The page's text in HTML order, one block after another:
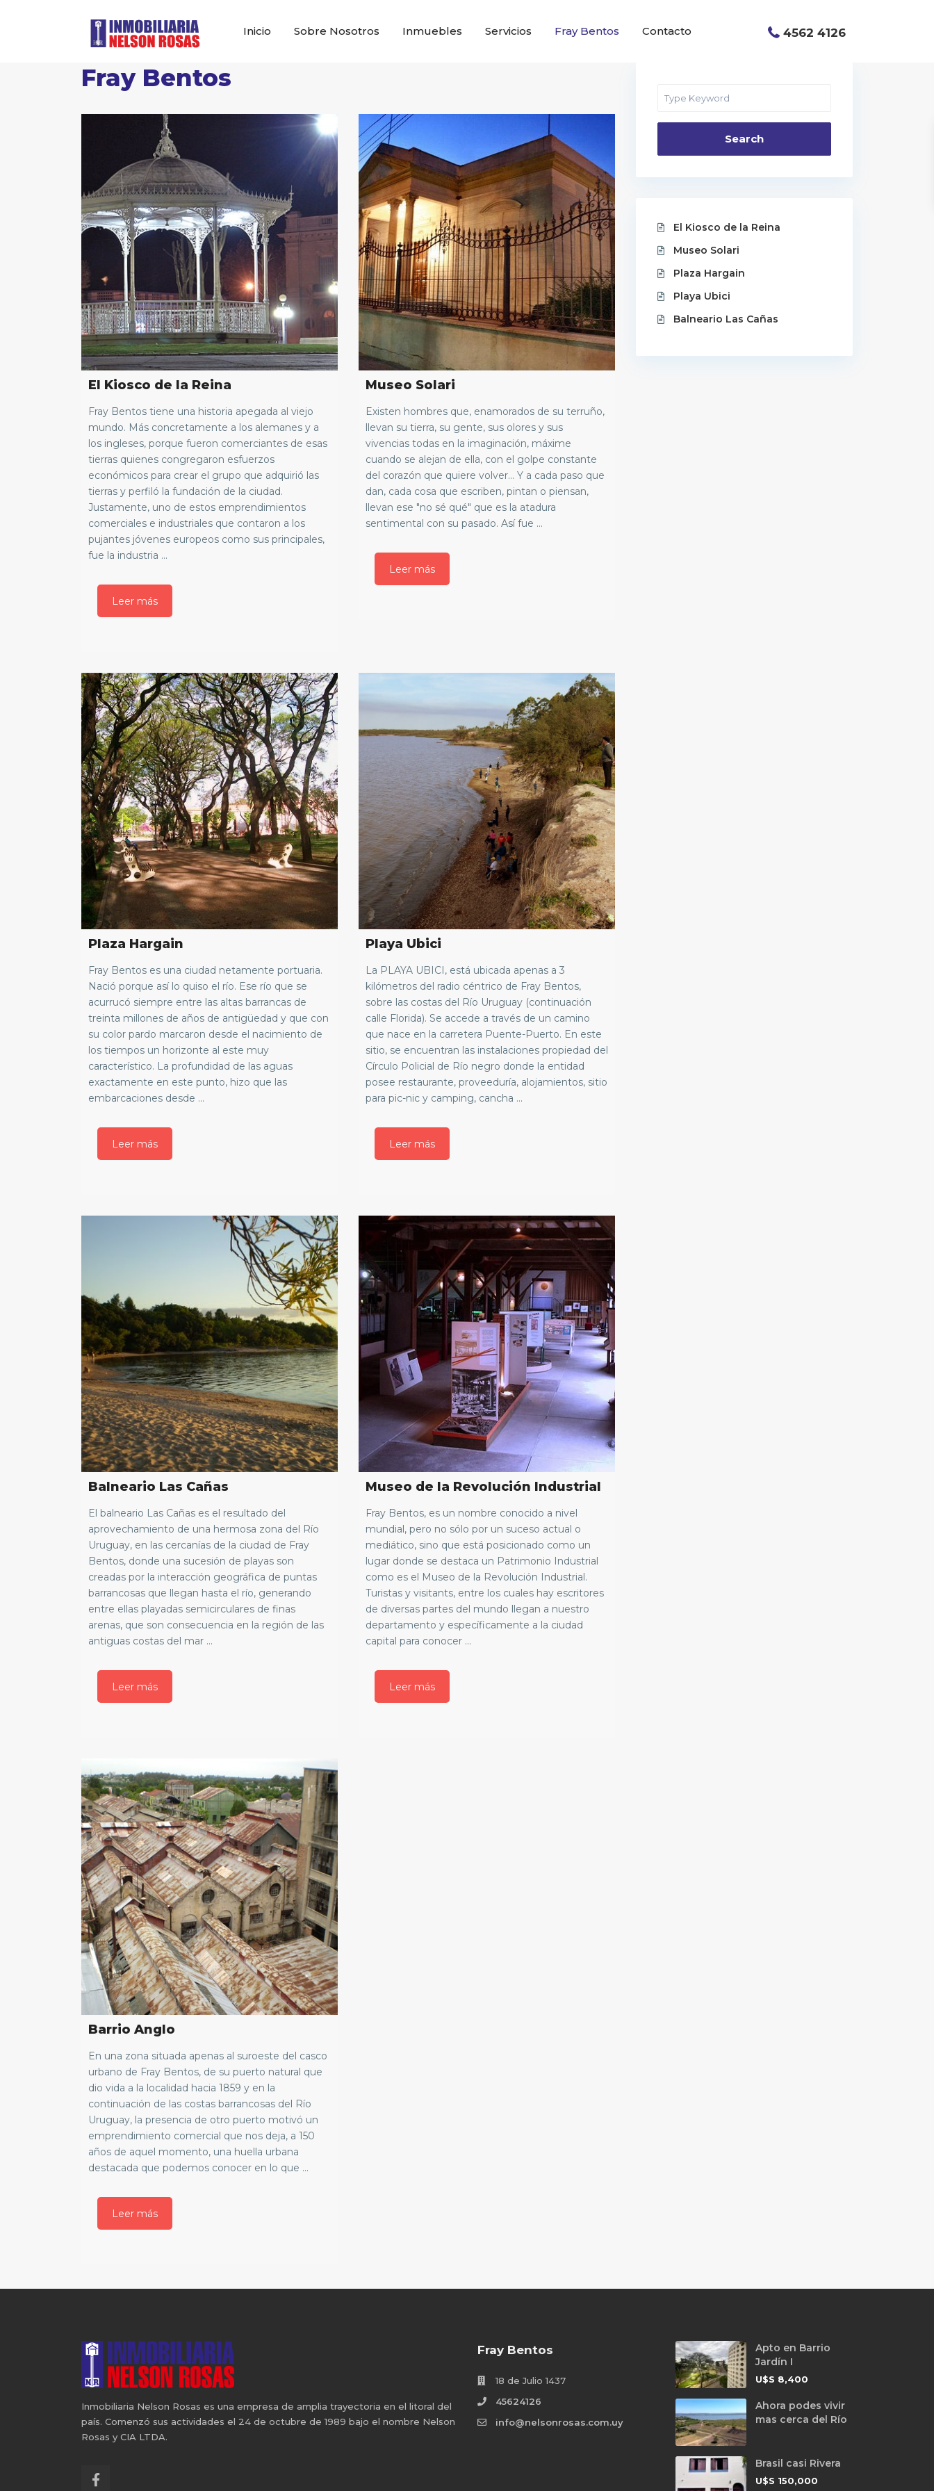
4562 4126
Inicio Sobre Nosotros Inmuebles Servicios Fray Bentos Contacto
Fray Bentos
El Kiosco de la Reina
Fray Bentos tiene una historia apegada al viejo
mundo. Más concretamente a los alemanes y a
los ingleses, porque fueron comerciantes de esas
tierras quienes congregaron esfuerzos
económicos para crear el grupo que adquirió las
tierras y perfiló la fundación de la ciudad.
Justamente, uno de estos emprendimientos
comerciales e industriales que contaron a los
pujantes jóvenes europeos como sus principales,
fue la industria ...
Leer más
Museo Solari
Existen hombres que, enamorados de su terruño,
llevan su tierra, su gente, sus olores y sus
vivencias todas en la imaginación, máxime
cuando se alejan de ella, con el golpe constante
del corazón que quiere volver... Y a cada paso que
dan, cada cosa que escriben, pintan o piensan,
llevan ese "no sé qué" que es la atadura
sentimental con su pasado. Así fue ...
Leer más
Plaza Hargain
Fray Bentos es una ciudad netamente portuaria.
Nació porque así lo quiso el río. Ese río que se
acurrucó siempre entre las altas barrancas de
treinta millones de años de antigüedad y que con
su color pardo marcaron desde el nacimiento de
los tiempos un horizonte al este muy
característico. La profundidad de las aguas
exactamente en este punto, hizo que las
embarcaciones desde ...
Leer más
Playa Ubici
La PLAYA UBICI, está ubicada apenas a 3
kilómetros del radio céntrico de Fray Bentos,
sobre las costas del Río Uruguay (continuación
calle Florida). Se accede a través de un camino
que nace en la carretera Puente-Puerto. En este
sitio, se encuentran las instalaciones propiedad del
Círculo Policial de Río negro donde la entidad
posee restaurante, proveeduría, alojamientos, sitio
para pic-nic y camping, cancha ...
Leer más
Balneario Las Cañas
El balneario Las Cañas es el resultado del
aprovechamiento de una hermosa zona del Río
Uruguay, en las cercanías de la ciudad de Fray
Bentos, donde una sucesión de playas son
creadas por la interacción geográfica de puntas
barrancosas que llegan hasta el río, generando
entre ellas playadas semicirculares de finas
arenas, que son consecuencia en la región de las
antiguas costas del mar ...
Leer más
Museo de la Revolución Industrial
Fray Bentos, es un nombre conocido a nivel
mundial, pero no sólo por un suceso actual o
mediático, sino que está posicionado como un
lugar donde se destaca un Patrimonio Industrial
como es el Museo de la Revolución Industrial.
Turistas y visitants, entre los cuales hay escritores
de diversas partes del mundo llegan a nuestro
departamento y específicamente a la ciudad
capital para conocer ...
Leer más
Barrio Anglo
En una zona situada apenas al suroeste del casco
urbano de Fray Bentos, de su puerto natural que
dio vida a la localidad hacia 1859 y en la
continuación de las costas barrancosas del Río
Uruguay, la presencia de otro puerto motivó un
emprendimiento comercial que nos deja, a 150
años de aquel momento, una huella urbana
destacada que podemos conocer en lo que ...
Leer más
Search
El Kiosco de la Reina
Museo Solari
Plaza Hargain
Playa Ubici
Balneario Las Cañas
Inmobiliaria Nelson Rosas es una empresa de amplia trayectoria en el litoral del
país. Comenzó sus actividades el 24 de octubre de 1989 bajo el nombre Nelson
Rosas y CIA LTDA.
Fray Bentos
18 de Julio 1437
45624126
info@nelsonrosas.com.uy
Apto en Barrio
Jardín I
U$S 8,400
Ahora podes vivir
mas cerca del Río
Brasil casi Rivera
U$S 150,000